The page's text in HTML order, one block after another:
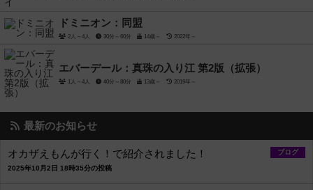
ドミニオン：同盟
2人～4人 30分～60分 14歳～ 2022年～
エバーデール：真珠の入り江 第2版（拡張）
1人～4人 40分～80分 13歳～ 2019年～
最新のお知らせ
ブログ
オカザえもんが行く！で紹介されました！
2025年10月2日 18時35分の投稿